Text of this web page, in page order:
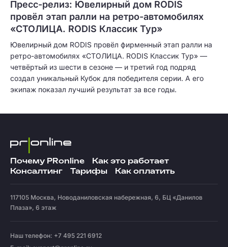
Пресс-релиз: Ювелирный дом RODIS
провёл этап ралли на ретро-автомобилях
«СТОЛИЦА. RODIS Классик Тур»
Ювелирный дом RODIS провёл фирменный этап ралли на
ретро-автомобилях «СТОЛИЦА. RODIS Классик Тур» —
четвёртый из шести в сезоне — и третий год подряд
создал уникальный Кубок для победителя серии. А его
экипаж показал лучший результат за все годы.
Почему PRonline
Как это работает
Консалтинг
Тарифы Как оплатить
117105 Москва, Новоданиловская набережная, 6, БЦ «Данилов
Плаза», 6 этаж
Наш телефон: +7 495 221 6912